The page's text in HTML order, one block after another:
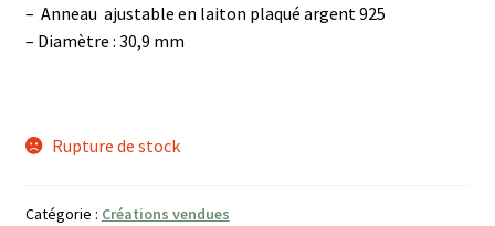
– Anneau ajustable en laiton plaqué argent 925
– Diamètre : 30,9 mm
Rupture de stock
Catégorie : Créations vendues